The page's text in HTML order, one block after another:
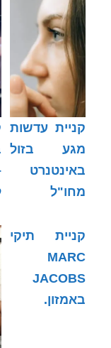
קניית עדשות
מגע בזול
באינטנרט
מחו"ל
קניית תיקי
MARC
JACOBS
באמזון.